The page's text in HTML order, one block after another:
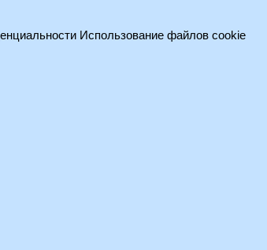
Использование файлов cookie